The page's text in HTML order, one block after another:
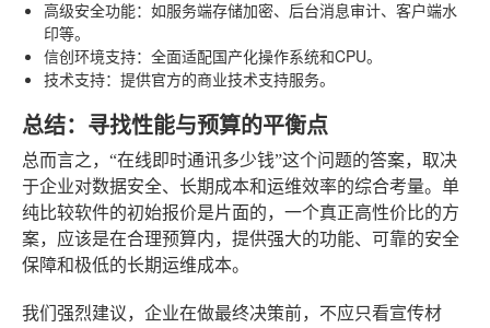
高级安全功能：如服务端存储加密、后台消息审计、客户端水
印等。
信创环境支持：全面适配国产化操作系统和CPU。
技术支持：提供官方的商业技术支持服务。
总结：寻找性能与预算的平衡点
总而言之，“在线即时通讯多少钱”这个问题的答案，取决
于企业对数据安全、长期成本和运维效率的综合考量。单
纯比较软件的初始报价是片面的，一个真正高性价比的方
案，应该是在合理预算内，提供强大的功能、可靠的安全
保障和极低的长期运维成本。
我们强烈建议，企业在做最终决策前，不应只看宣传材